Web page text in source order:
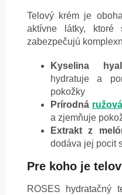
Telový krém je
aktívne látky, ktoré
zabezpečujú
Kyselina
hydratuje a
pokožky
Prírodná ružová
a zjemňuje
Extrakt z
dodáva jej pocit
Pre koho je
ROSES hydratačný